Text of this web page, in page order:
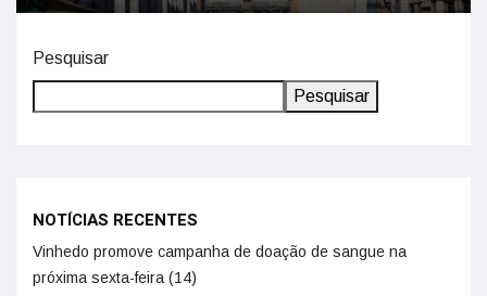
Pesquisar
Pesquisar
NOTÍCIAS RECENTES
Vinhedo promove campanha de doação de sangue na
próxima sexta-feira (14)